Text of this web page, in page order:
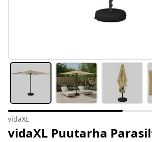
vidaXL
vidaXL Puutarha